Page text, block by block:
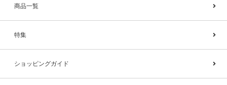
商品一覧
特集
ショッピングガイド